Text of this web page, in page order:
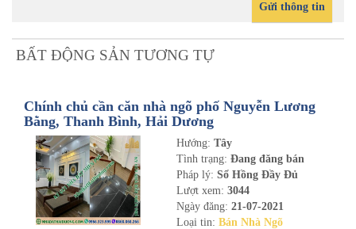
Gửi thông tin
BẤT ĐỘNG SẢN TƯƠNG TỰ
Chính chủ cần căn nhà ngõ phố Nguyễn Lương
Bằng, Thanh Bình, Hải Dương
Hướng: Tây
Tình trạng: Đang đăng bán
Pháp lý: Sổ Hồng Đầy Đủ
Lượt xem: 3044
Ngày đăng: 21-07-2021
Loại tin: Bán Nhà Ngõ